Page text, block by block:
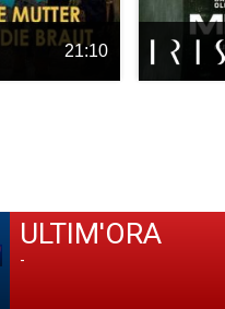
21:10
ULTIM'ORA
-